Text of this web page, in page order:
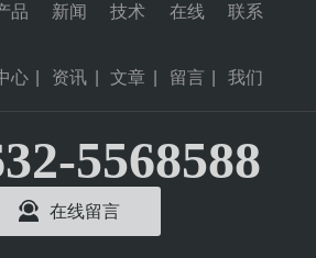
品
心
新闻
资讯
技术
文章
在线
留言
联系
我们
5568588
在线留言